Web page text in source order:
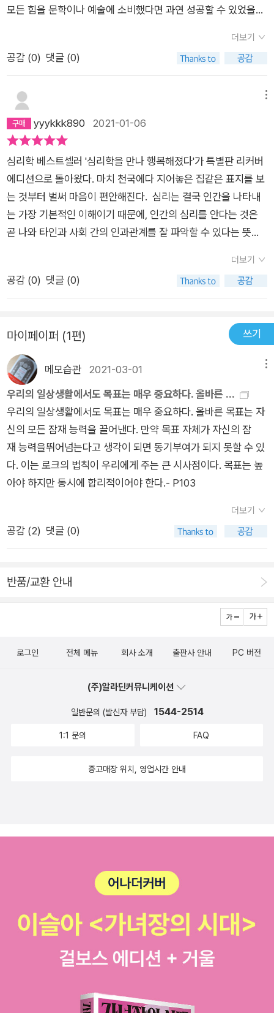
모든 힘을 문학이나 예술에 소비했다면 과연 성공할 수 있었을
다. ' 이 책은 인간 심리와 관련된 최신 연구 결과 중 가장 주목할
만한 75가지를 정리했다. 자신의 한계를 뛰어넘어 성취를 이루
는 방법부터 행복을 위한 심리법칙까지 살아가는 데 꼭 알아둬야
할 인간 심리법칙을 총망라했다. 세상을 살다가 뜻밖의 고난과 부
딪칠 때, 내 마음이 마음대로 되지 않을 때 나와 타인의 심리 속에
어떤 비밀이 숨어 있는지를 알아내 대처할 수 있게 해주고, 단점
다. 또한 인간관계를 술술 풀리게 하기 위한 심리기술과 평범함을
넘어서는 탁월함은 어디서 오는지도 알 수 있다. 자아 인식, 인간
관계, 투자와 소비, 행복, 직장 생활, 감정 조절 등 살면서 부딪히
는 문제에 심리학이 답한다. 세상을 보는 관점이 확대되고 사람의
심리를 더 깊이 이해하게 될 것이다.
더보기
공감 (0) 댓글 (0)
yyykkk890 2021-01-06
심리학 베스트셀러 '심리학을 만나 행복해졌다'가 특별판 리커버
에디션으로 돌아왔다. 마치 천국에다 지어놓은 집같은 표지를 보
는 것부터 벌써 마음이 편안해진다. 심리는 결국 인간을 나타내
는 가장 기본적인 이해이기 때문에, 인간의 심리를 안다는 것은
곧 나와 타인과 사회 간의 인과관계를 잘 파악할 수 있다는 뜻이
을 보며, 그동안 온전히 내가 결정했던 거라 굳게 믿었던 삶의 선
택들이 결국 무리와 세상을 좇는 행위였다는 것을 알았다. 인간의
불완전성과 모순성이 담긴 심리 현상들을 보며, 오히려 책의 제목
그대로 '행복'해진 것 같다. 불합리하고 비논리적인 인생을 똑바
로 직시하며, '나만 그런 것이 아니었다'라는 작은 위안과 함께 인
간과 세상을 조금 더 크게 바라볼 수 있었다. 그저 심리학에 작은
관심이 있었을 뿐인데, 큰 삶의 철학을 배워간다.
더보기
공감 (0) 댓글 (0)
마이페이퍼 (1편) 쓰기
메모습관 2021-03-01
우리의 일상생활에서도 목표는 매우 중요하다. 올바른 ...
우리의 일상생활에서도 목표는 매우 중요하다. 올바른 목표는 자
신의 모든 잠재 능력을 끌어낸다. 만약 목표 자체가 자신의 잠
재 능력을뛰어넘는다고 생각이 되면 동기부여가 되지 못할 수 있
다. 이는 로크의 법칙이 우리에게 주는 큰 시사점이다. 목표는 높
아야 하지만 동시에 합리적이어야 한다.- P103
더보기
공감 (2) 댓글 (0)
반품/교환 안내
로그인 전체 메뉴 회사 소개 출판사 안내 PC 버전
(주)알라딘커뮤니케이션
일반문의 (발신자 부담) 1544-2514
1:1 문의 FAQ
중고매장 위치, 영업시간 안내